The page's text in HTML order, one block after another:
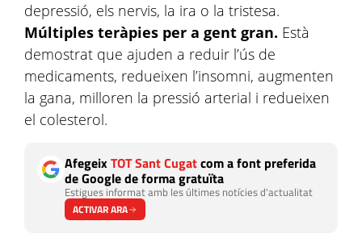
depressió, els nervis, la ira o la tristesa.
Múltiples teràpies per a gent gran. Està
demostrat que ajuden a reduir l’ús de
medicaments, redueixen l’insomni, augmenten
la gana, milloren la pressió arterial i redueixen
el colesterol.
AfegeixTOT Sant Cugatcom a font preferida
de Google de forma gratuïta
Estigues informat amb les últimes notícies d'actualitat
ACTIVAR ARA